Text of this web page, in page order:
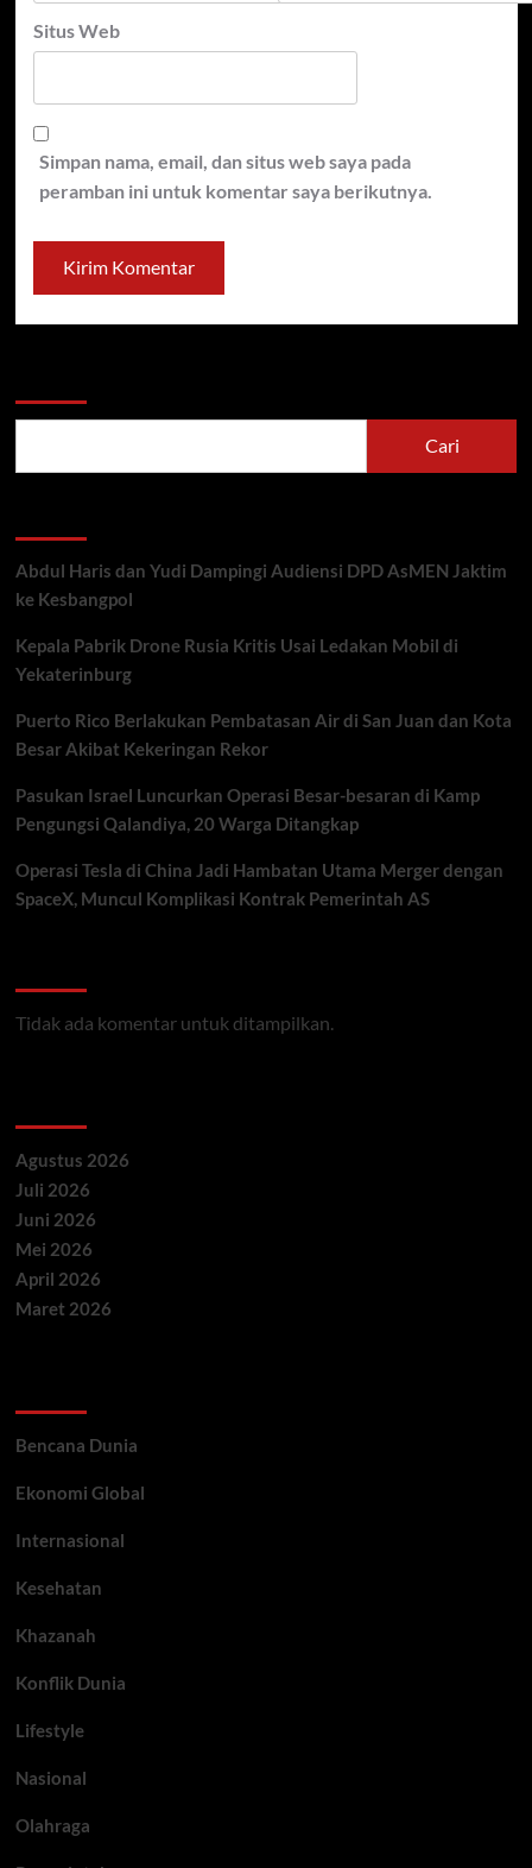
Situs Web
Simpan nama, email, dan situs web saya pada
peramban ini untuk komentar saya berikutnya.
Cari
Abdul Haris dan Yudi Dampingi Audiensi DPD AsMEN Jaktim
ke Kesbangpol
Kepala Pabrik Drone Rusia Kritis Usai Ledakan Mobil di
Yekaterinburg
Puerto Rico Berlakukan Pembatasan Air di San Juan dan Kota
Besar Akibat Kekeringan Rekor
Pasukan Israel Luncurkan Operasi Besar-besaran di Kamp
Pengungsi Qalandiya, 20 Warga Ditangkap
Operasi Tesla di China Jadi Hambatan Utama Merger dengan
SpaceX, Muncul Komplikasi Kontrak Pemerintah AS
Tidak ada komentar untuk ditampilkan.
Agustus 2026
Juli 2026
Juni 2026
Mei 2026
April 2026
Maret 2026
Bencana Dunia
Ekonomi Global
Internasional
Kesehatan
Khazanah
Konflik Dunia
Lifestyle
Nasional
Olahraga